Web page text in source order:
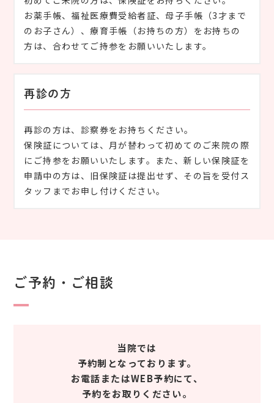
お薬手帳、福祉医療費受給者証、母子手帳（3才まで
のお子さん）、療育手帳（お持ちの方）をお持ちの
方は、合わせてご持参をお願いいたします。
再診の方
再診の方は、診察券をお持ちください。
保険証については、月が替わって初めてのご来院の際
にご持参をお願いいたします。また、新しい保険証を
申請中の方は、旧保険証は提出せず、その旨を受付ス
タッフまでお申し付けください。
ご予約・ご相談
当院では
予約制となっております。
お電話またはWEB予約にて、
予約をお取りください。